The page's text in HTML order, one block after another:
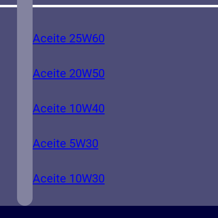
Aceite 25W60
Aceite 20W50
Aceite 10W40
Aceite 5W30
Aceite 10W30
pesados y la dirección bajo